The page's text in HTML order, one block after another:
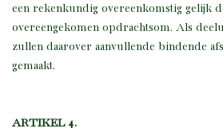
een rekenkundig overeenkomstig gelijk
overeengekomen opdrachtsom. Als
zullen daarover aanvullende bindende
gemaakt.
ARTIKEL 4.